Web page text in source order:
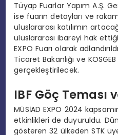
Tüyap Fuarlar Yapım A.Ş.
ise fuarın detayları ve
uluslararası katılımın
uluslararası ibareyi hak
EXPO Fuarı olarak
Ticaret Bakanlığı ve
gerçekleştirilecek.
IBF Göç Teması
MÜSİAD EXPO 2024
etkinlikleri de duyuruldu.
gösteren 32 ülkeden STK